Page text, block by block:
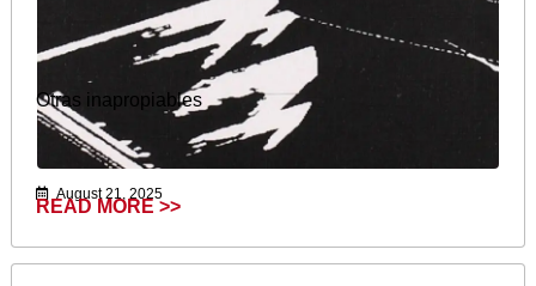
Otras inapropiables
August 21, 2025
READ MORE >>